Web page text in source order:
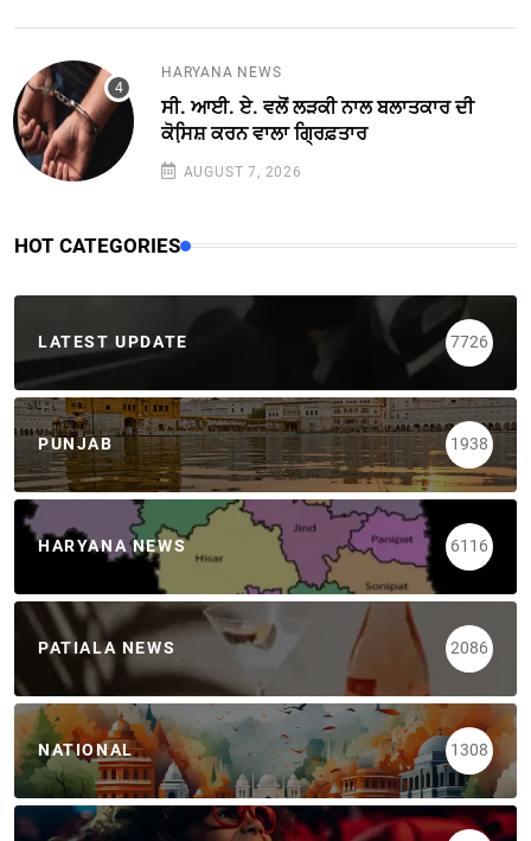
HARYANA NEWS
ਸੀ. ਆਈ. ਏ. ਵਲੋਂ ਲੜਕੀ ਨਾਲ ਬਲਾਤਕਾਰ ਦੀ
ਕੋਸਿ਼ਸ਼ ਕਰਨ ਵਾਲਾ ਗ੍ਰਿਫ਼ਤਾਰ
AUGUST 7, 2026
HOT CATEGORIES
LATEST UPDATE 7726
PUNJAB 1938
HARYANA NEWS 6116
PATIALA NEWS 2086
NATIONAL 1308